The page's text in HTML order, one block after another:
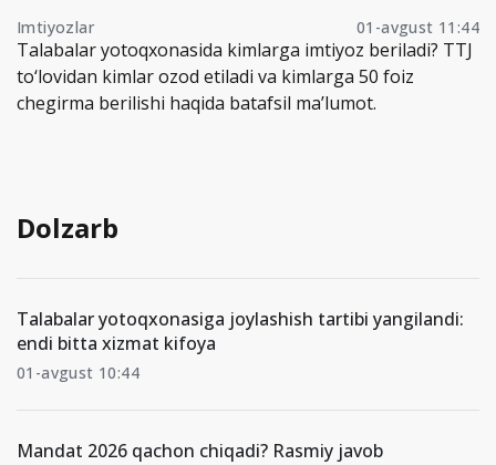
Imtiyozlar 01-avgust 11:44
Talabalar yotoqxonasida kimlarga imtiyoz beriladi? TTJ
to‘lovidan kimlar ozod etiladi va kimlarga 50 foiz
chegirma berilishi haqida batafsil ma’lumot.
Dolzarb
Talabalar yotoqxonasiga joylashish tartibi yangilandi:
endi bitta xizmat kifoya
01-avgust 10:44
Mandat 2026 qachon chiqadi? Rasmiy javob